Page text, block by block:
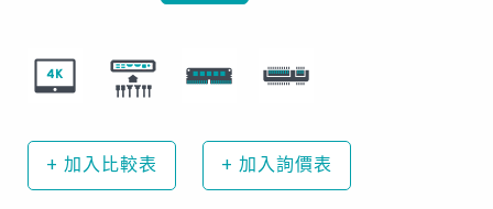
+ 加入比較表 + 加入詢價表